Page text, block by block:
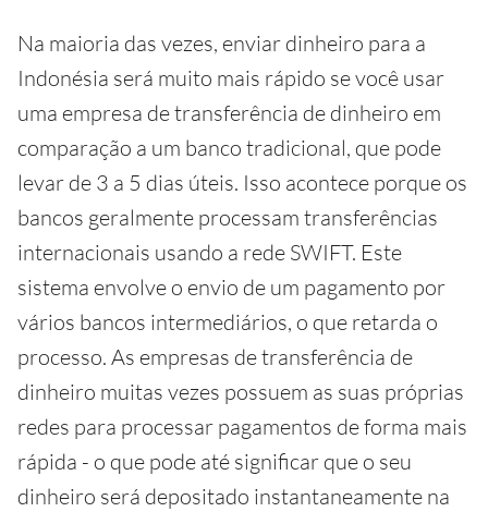
Na maioria das vezes, enviar dinheiro para a
Indonésia será muito mais rápido se você usar
uma empresa de transferência de dinheiro em
comparação a um banco tradicional, que pode
levar de 3 a 5 dias úteis. Isso acontece porque os
bancos geralmente processam transferências
internacionais usando a rede SWIFT. Este
sistema envolve o envio de um pagamento por
vários bancos intermediários, o que retarda o
processo. As empresas de transferência de
dinheiro muitas vezes possuem as suas próprias
redes para processar pagamentos de forma mais
rápida - o que pode até significar que o seu
dinheiro será depositado instantaneamente na